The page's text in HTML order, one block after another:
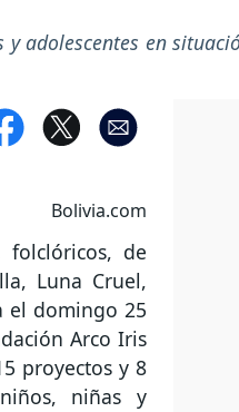
adolescentes en
Bolivia.com
folclóricos, de
Luna Cruel,
el domingo 25
Arco Iris
proyectos y 8
niñas y